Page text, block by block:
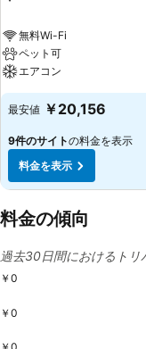
無料Wi-Fi
ペット可
エアコン
最安値 ￥20,156
9件のサイトの料金を表示
料金を表示
料金の傾向
過去30日間におけるト
￥0
￥0